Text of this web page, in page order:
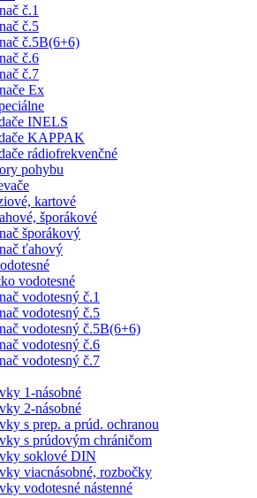
č.1
č.5
č.5B(6+6)
č.6
č.7
Ex
INELS
KAPPAK
rádiofrekvenčné
pohybu
kartové
šporákové
šporákový
ťahový
vodotesné
vodotesný č.1
vodotesný č.5
vodotesný č.5B(6+6)
vodotesný č.6
vodotesný č.7
1-násobné
2-násobné
s prep. a prúd. ochranou
s prúdovým chráničom
soklové DIN
viacnásobné, rozbočky
vodotesné nástenné